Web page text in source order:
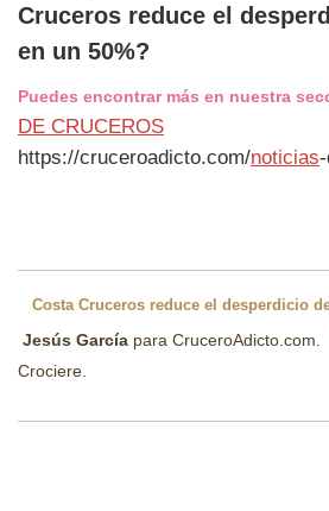
Cruceros reduce el
en un 50%?
Puedes encontrar más en nuestra
DE CRUCEROS
https://cruceroadicto.com/noticias
Costa Cruceros reduce el desperdicio
Jesús García para CruceroAdicto.com.
Crociere.